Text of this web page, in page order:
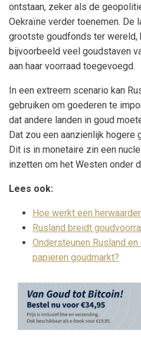
ontstaan, zeker als de
Oekraïne verder toenemen. De
grootste goudfonds ter wereld,
bijvoorbeeld veel goudstaven
aan haar voorraad toegevoegd.
In een extreem scenario kan
gebruiken om goederen te
dat andere landen in goud
Dat zou een aanzienlijk hogere
Dit is in monetaire zin een
inzetten om het Westen onder
Lees ook:
Hoe werkt een
Rusland breidt
Ondersteunen Rusland
papieren goudmarkt?